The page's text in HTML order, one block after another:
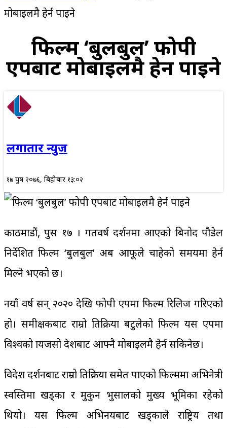
मोबाइलमै हेर्न पाइने
फिल्म ‘बुलबुल’ फोपी
एपबाट मोबाइलमै हेर्न पाइने
लगातार न्युज
१७ पुष २०७६, बिहीबार १३:०२
काठमाडौं, पुस १७ । गतवर्ष प्रदर्शनमा आएको बिनोद पौडेल
निर्देशित फिल्म ‘बुलबुल’ अब आफूले चाहेको समयमा हेर्न
मिल्ने भएको छ।
नयाँ वर्ष सन् २०२० देखि फोपी एपमा फिल्म रिलिज गरिएको
हो। समीक्षकबाट राम्रो प्रतिक्रिया बटुलेको फिल्म यस एपमा
विश्वको प्रायजसो देशबाट आफ्नै मोबाइलमै हेर्न सकिनेछ।
विदेश प्रदर्शनबाट राम्रो प्रतिक्रिया समेत पाएको फिल्ममा अभिनेत्री
स्वस्तिमा खड्का र मुकुन भुसालको मुख्य भूमिका रहेको
थियो। यस फिल्म अभिनयबाट खड्काले राष्ट्रिय तथा